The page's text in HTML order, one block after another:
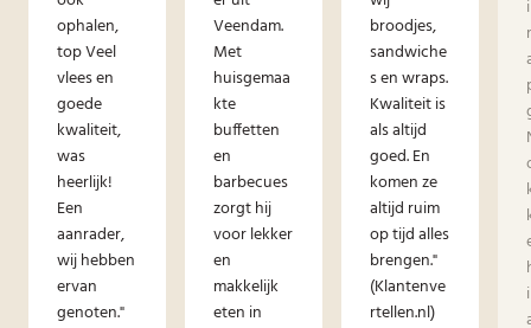
ophalen,
top Veel
vlees en
goede
kwaliteit,
was
heerlijk!
Een
aanrader,
wij hebben
ervan
genoten."
Veendam.
Met
huisgemaa
kte
buffetten
en
barbecues
zorgt hij
voor lekker
en
makkelijk
eten in
broodjes,
sandwiche
s en wraps.
Kwaliteit is
als altijd
goed. En
komen ze
altijd ruim
op tijd alles
brengen."
(Klantenve
rtellen.nl)